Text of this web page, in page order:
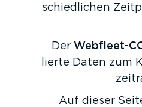
schied­lichen
Der Webfleet-
lierte Daten zum
Auf dieser